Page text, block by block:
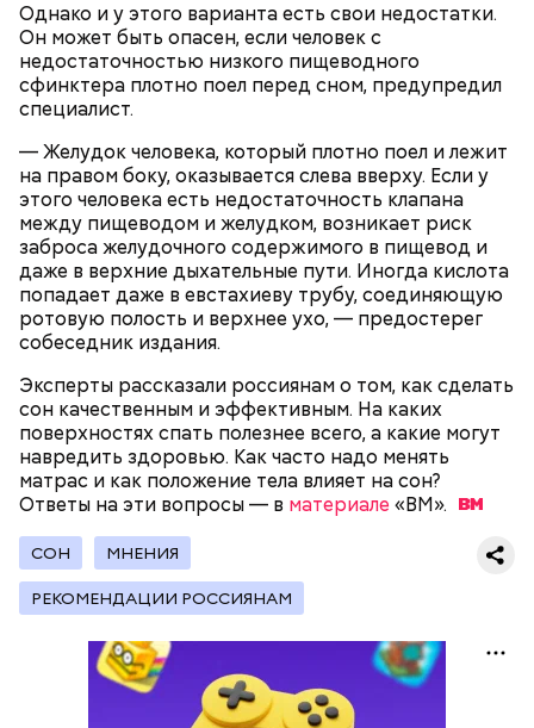
Однако и у этого варианта есть свои недостатки.
Он может быть опасен, если человек с
недостаточностью низкого пищеводного
сфинктера плотно поел перед сном, предупредил
специалист.
— Желудок человека, который плотно поел и лежит
на правом боку, оказывается слева вверху. Если у
этого человека есть недостаточность клапана
между пищеводом и желудком, возникает риск
заброса желудочного содержимого в пищевод и
даже в верхние дыхательные пути. Иногда кислота
попадает даже в евстахиеву трубу, соединяющую
ротовую полость и верхнее ухо, — предостерег
собеседник издания.
Эксперты рассказали россиянам о том, как сделать
сон качественным и эффективным. На каких
поверхностях спать полезнее всего, а какие могут
навредить здоровью. Как часто надо менять
матрас и как положение тела влияет на сон?
Ответы на эти вопросы — в материале «ВМ».
СОН МНЕНИЯ
РЕКОМЕНДАЦИИ РОССИЯНАМ
При встрече с шаровой молнией важно не
паниковать, подчеркнул Бычков:
нужно застыть на месте и не двигаться;
нельзя ни в коем случае махать руками;
не стоит пытаться «поймать» молнию или
потрогать, особенно металлическими
предметами.
— Первые двое суток мы постоянно были на ногах.
Каждые два часа ездили делать замеры радиации.
Время от выезда до выезда — на отдых. Работа и
есть работа. Ее надо выполнять, — говорит он.
После получения предельно допустимой дозы
радиации Макеева вывели из 30-километровой
зоны отчуждения, где он до 3 мая проверял на
уровень радиационной зараженности
автотранспорт.
Святой Николай Чудотворец считается
покровителем путешествующих, а также
оберегает детей и подростков. Многие мамы
Множество людей совершают паломнические
поездки, чтобы поклониться мощам Святителя
Николая, которые находятся в Италии. 19 декабря
отмечается Никола Зимний, а 22 мая Никола вешний
или летний. Этот день установлен в память об
обретении его мощей.
Молитва Николаю чудотворцу